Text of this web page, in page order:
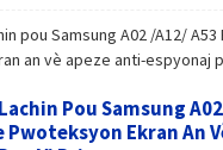
Pou Samsung
Pwoteksyon Ekran An